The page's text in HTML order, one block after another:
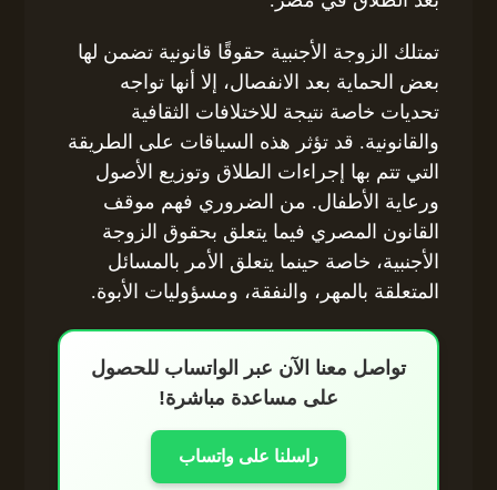
تمتلك الزوجة الأجنبية حقوقًا قانونية تضمن لها
بعض الحماية بعد الانفصال، إلا أنها تواجه
تحديات خاصة نتيجة للاختلافات الثقافية
والقانونية. قد تؤثر هذه السياقات على الطريقة
التي تتم بها إجراءات الطلاق وتوزيع الأصول
ورعاية الأطفال. من الضروري فهم موقف
القانون المصري فيما يتعلق بحقوق الزوجة
الأجنبية، خاصة حينما يتعلق الأمر بالمسائل
المتعلقة بالمهر، والنفقة، ومسؤوليات الأبوة.
تواصل معنا الآن عبر الواتساب للحصول
على مساعدة مباشرة!
راسلنا على واتساب